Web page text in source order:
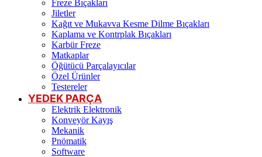
Freze Bıçakları
Jiletler
Kağıt ve Mukavva Kesme Dilme Bıçakları
Kaplama ve Kontrplak Bıçakları
Karbür Freze
Matkaplar
Öğütücü Parçalayıcılar
Özel Ürünler
Testereler
YEDEK PARÇA
Elektrik Elektronik
Konveyör Kayış
Mekanik
Pnömatik
Software